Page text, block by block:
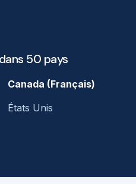
50 pays
Canada (Français)
États Unis